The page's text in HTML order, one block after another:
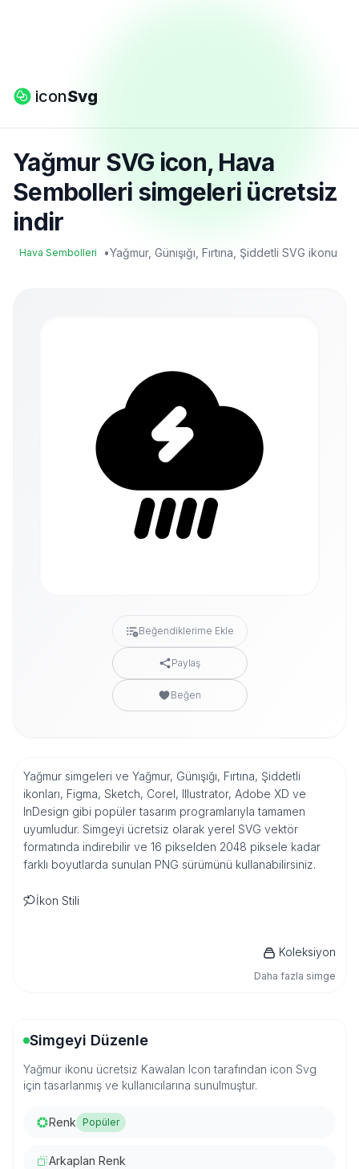
iconSvg
Yağmur SVG icon, Hava
Sembolleri simgeleri ücretsiz
indir
Hava Sembolleri •Yağmur, Günışığı, Fırtına, Şiddetli SVG ikonu
Beğendiklerime Ekle
Paylaş
Beğen
Yağmur simgeleri ve Yağmur, Günışığı, Fırtına, Şiddetli
ikonları, Figma, Sketch, Corel, Illustrator, Adobe XD ve
InDesign gibi popüler tasarım programlarıyla tamamen
uyumludur. Simgeyi ücretsiz olarak yerel SVG vektör
formatında indirebilir ve 16 pikselden 2048 piksele kadar
farklı boyutlarda sunulan PNG sürümünü kullanabilirsiniz.
İkon Stili
Koleksiyon
Daha fazla simge
Simgeyi Düzenle
Yağmur ikonu ücretsiz Kawalan Icon tarafından icon Svg
için tasarlanmış ve kullanıcılarına sunulmuştur.
Renk Popüler
Arkaplan Renk